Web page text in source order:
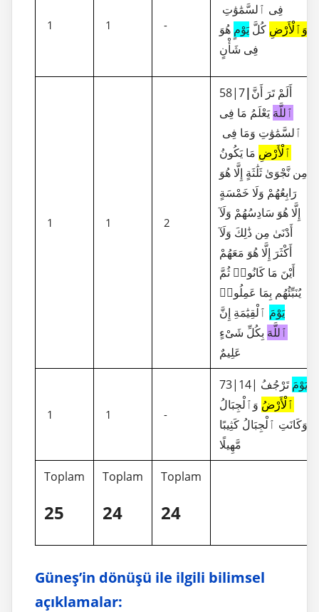
1 1 -
فِى ٱلسَّمَٰوَٰتِ
وَٱلْأَرْضِ كُلَّيَوْمٍ هُوَ
فِى شَأْنٍ
1 1 2
58|7|أَلَمْ تَرَ أَنَّ
ٱللَّهَيَعْلَمُ مَا فِى
ٱلسَّمَٰوَٰتِ وَمَا فِى
ٱلْأَرْضِ مَا يَكُونُ
مِن نَّجْوَىٰ ثَلَٰثَةٍ إِلَّا هُوَ
رَابِعُهُمْ وَلَا خَمْسَةٍ
إِلَّا هُوَ سَادِسُهُمْ وَلَآ
أَدْنَىٰ مِن ذَٰلِكَ وَلَآ
أَكْثَرَ إِلَّا هُوَ مَعَهُمْ
أَيْنَ مَا كَانُوا۟ ثُمَّ
يُنَبِّئُهُم بِمَا عَمِلُوا۟
يَوْمَ ٱلْقِيَٰمَةِ إِنَّ
ٱللَّهَ بِكُلِّ شَىْءٍ
عَلِيمٌ
1 1 -
73|14| يَوْمَتَرْجُفُ
ٱلْأَرْضُ وَٱلْجِبَالُ
وَكَانَتِ ٱلْجِبَالُ كَثِيبًا
مَّهِيلًا
Toplam
25
Toplam
24
Toplam
24
Güneş’in dönüşü ile ilgili bilimsel
açıklamalar: